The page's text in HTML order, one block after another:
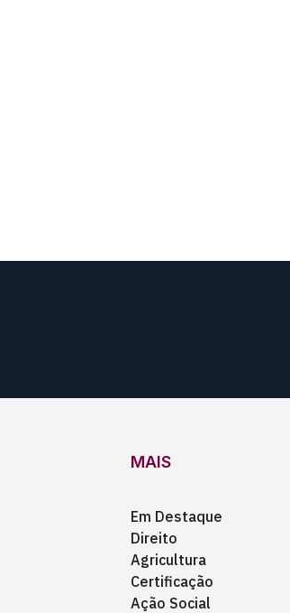
MAIS
Em Destaque
Direito
Agricultura
Certificação
Ação Social